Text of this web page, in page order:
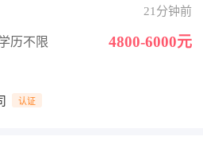
21分钟前
历不限 4800-6000元
认证